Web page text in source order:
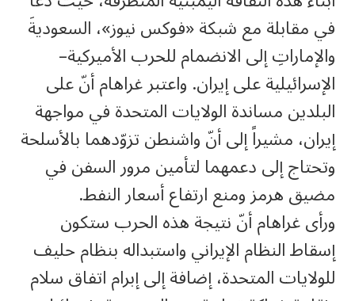
في مقابلة مع شبكة «فوكس نيوز»، السعوديةَ
والإماراتِ إلى الانضمام للحرب الأميركية–
الإسرائيلية على إيران. واعتبر غراهام أنّ على
البلدين مساندة الولايات المتحدة في مواجهة
إيران، مشيراً إلى أنّ واشنطن تزوّدهما بالأسلحة
وتحتاج إلى دعمهما لتأمين مرور السفن في
مضيق هرمز ومنع ارتفاع أسعار النفط.
ورأى غراهام أنّ نتيجة هذه الحرب ستكون
إسقاط النظام الإيراني واستبداله بنظام حليف
للولايات المتحدة، إضافة إلى إبرام اتفاق سلام